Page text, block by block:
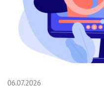
06.07.2026